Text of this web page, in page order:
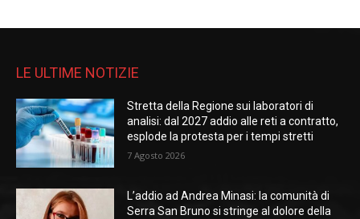
LE ULTIME NOTIZIE
Stretta della Regione sui laboratori di
analisi: dal 2027 addio alle reti a contratto,
esplode la protesta per i tempi stretti
7 Agosto 2026
L’addio ad Andrea Minasi: la comunità di
Serra San Bruno si stringe al dolore della